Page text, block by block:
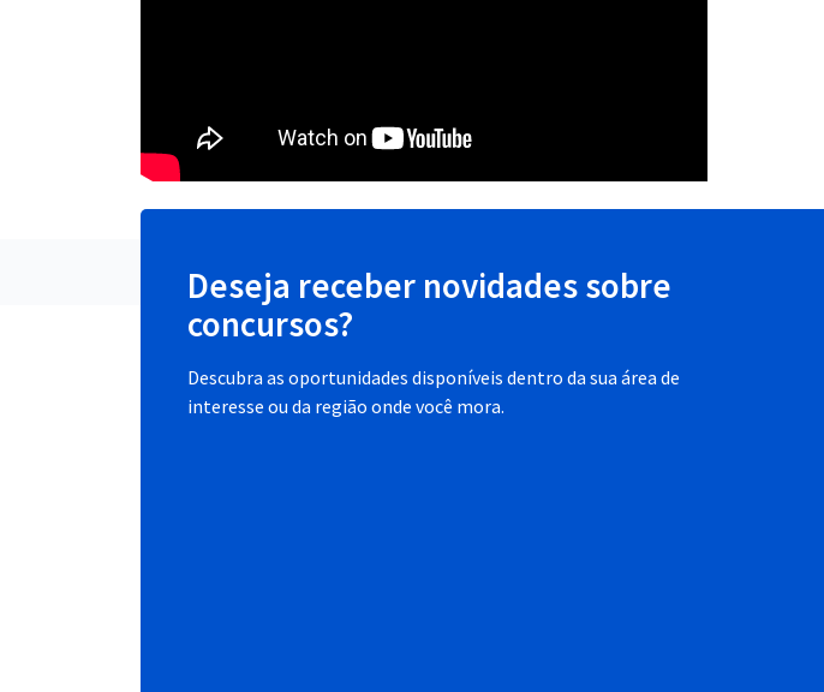
Deseja receber novidades sobre
concursos?
Descubra as oportunidades disponíveis dentro da sua área de
interesse ou da região onde você mora.